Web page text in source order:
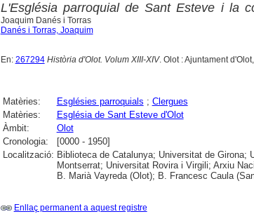
L'Església parroquial de Sant Esteve i la
Joaquim Danés i Torras
Danés i Torras, Joaquim
En: 267294 Història d'Olot. Volum XIII-XIV. Olot : Ajuntament
Matèries: Esglésies parroquials ; Clergues
Matèries:
Església de Sant Esteve d'Olot
Àmbit:
Olot
Cronologia:
[0000 - 1950]
Localització: Biblioteca de Catalunya; Universitat de Girona;
Montserrat; Universitat Rovira i Virgili; Arxiu
B. Marià Vayreda (Olot); B. Francesc Caula
Enllaç permanent a aquest registre